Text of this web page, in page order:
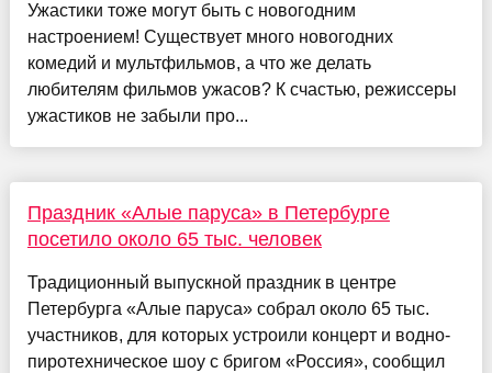
Ужастики тоже могут быть с новогодним
настроением! Существует много новогодних
комедий и мультфильмов, а что же делать
любителям фильмов ужасов? К счастью, режиссеры
ужастиков не забыли про...
Праздник «Алые паруса» в Петербурге
посетило около 65 тыс. человек
Традиционный выпускной праздник в центре
Петербурга «Алые паруса» собрал около 65 тыс.
участников, для которых устроили концерт и водно-
пиротехническое шоу с бригом «Россия», сообщил